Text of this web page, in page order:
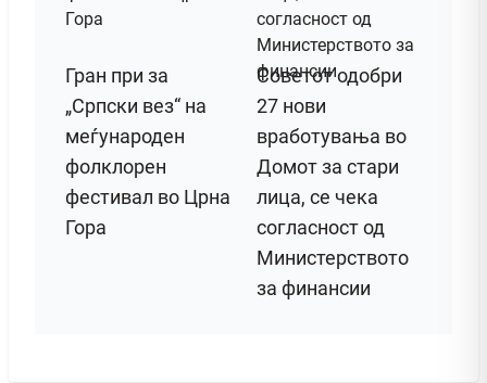
Гран при за
„Српски вез“ на
меѓународен
фолклорен
фестивал во Црна
Гора
Советот одобри
27 нови
вработувања во
Домот за стари
лица, се чека
согласност од
Министерството
за финансии